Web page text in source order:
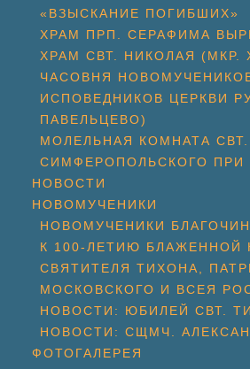
«ВЗЫСКАНИЕ ПОГИБШИХ»
ХРАМ ПРП. СЕРАФИМА
ХРАМ СВТ. НИКОЛАЯ (МКР.
ЧАСОВНЯ
ИСПОВЕДНИКОВ ЦЕРКВИ
ПАВЕЛЬЦЕВО)
МОЛЕЛЬНАЯ КОМНАТА СВТ.
СИМФЕРОПОЛЬСКОГО ПРИ
НОВОСТИ
НОВОМУЧЕНИКИ
НОВОМУЧЕНИКИ
К 100-ЛЕТИЮ БЛАЖЕННОЙ
СВЯТИТЕЛЯ ТИХОНА,
МОСКОВСКОГО И ВСЕЯ
НОВОСТИ: ЮБИЛЕЙ СВТ.
НОВОСТИ: СЩМЧ.
ФОТОГАЛЕРЕЯ